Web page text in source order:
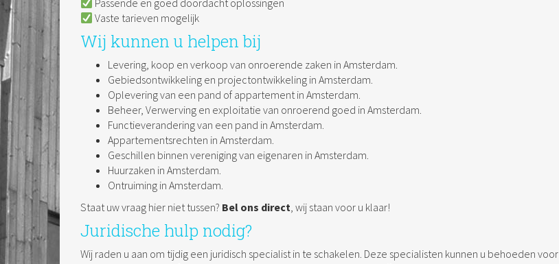
Vaste tarieven mogelijk
Wij kunnen u helpen bij
Levering, koop en verkoop van onroerende zaken in Amsterdam.
Gebiedsontwikkeling en projectontwikkeling in Amsterdam.
Oplevering van een pand of appartement in Amsterdam.
Beheer, Verwerving en exploitatie van onroerend goed in Amsterdam.
Functieverandering van een pand in Amsterdam.
Appartementsrechten in Amsterdam.
Geschillen binnen vereniging van eigenaren in Amsterdam.
Huurzaken in Amsterdam.
Ontruiming in Amsterdam.
Staat uw vraag hier niet tussen? Bel ons direct , wij staan voor u klaar!
Juridische hulp nodig?
Wij raden u aan om tijdig een juridisch specialist in te schakelen. Deze specialisten kunnen u behoeden voor